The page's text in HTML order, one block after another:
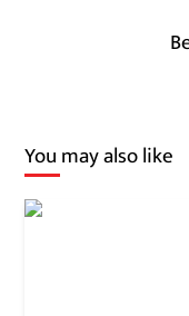
You may also like